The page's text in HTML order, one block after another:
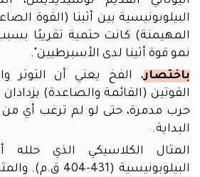
بنا
مهرجان
العودة
المدارس
برفقة
الذكاء
الاصطناعي
الذكاء
الاصطناعي
البيلوبونيسية بين أثينا (القوة
المهيمنة) كانت حتمية تقريبًا
نمو قوة أثينا لدى الأسبرطيين".
باختصار، الفخ يعني أن التوتر
القوتين (القائمة والصاعدة)
حرب مدمرة، حتى لو لم ترغب أي
البداية.
المثال الكلاسيكي الذي
البيلوبونيسية